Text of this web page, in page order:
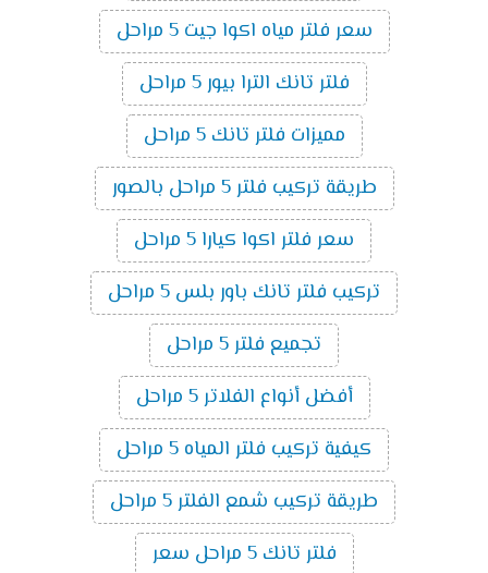
سعر فلتر مياه اكوا جيت 5 مراحل
فلتر تانك الترا بيور 5 مراحل
مميزات فلتر تانك 5 مراحل
طريقة تركيب فلتر 5 مراحل بالصور
سعر فلتر اكوا كيارا 5 مراحل
تركيب فلتر تانك باور بلس 5 مراحل
تجميع فلتر 5 مراحل
أفضل أنواع الفلاتر 5 مراحل
كيفية تركيب فلتر المياه 5 مراحل
طريقة تركيب شمع الفلتر 5 مراحل
فلتر تانك 5 مراحل سعر